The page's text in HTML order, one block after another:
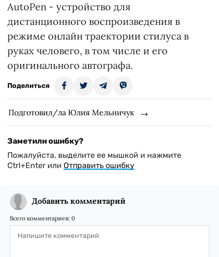
AutoPen - устройство для
дистанционного воспроизведения в
режиме онлайн траектории стилуса в
руках человего, в том числе и его
оригинального автографа.
Поделиться
Подготовил/ла Юлия Мельничук
Заметили ошибку?
Пожалуйста, выделите ее мышкой и нажмите
Ctrl+Enter или Отправить ошибку
Добавить комментарий
Всего комментариев: 0